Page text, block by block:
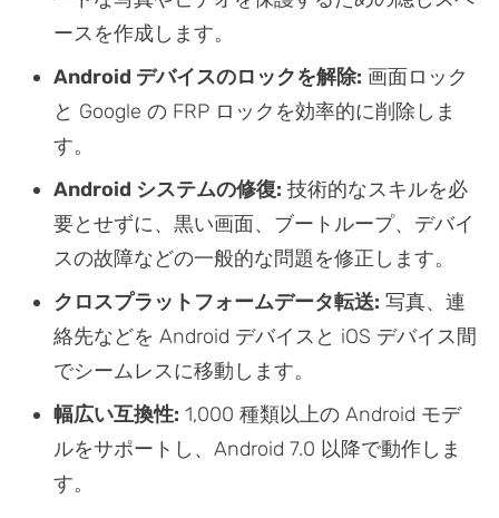
ースを作成します。
Android デバイスのロックを解除: 画面ロック
と Google の FRP ロックを効率的に削除しま
す。
Android システムの修復: 技術的なスキルを必
要とせずに、黒い画面、ブートループ、デバイ
スの故障などの一般的な問題を修正します。
クロスプラットフォームデータ転送: 写真、連
絡先などを Android デバイスと iOS デバイス間
でシームレスに移動します。
幅広い互換性: 1,000 種類以上の Android モデ
ルをサポートし、Android 7.0 以降で動作しま
す。